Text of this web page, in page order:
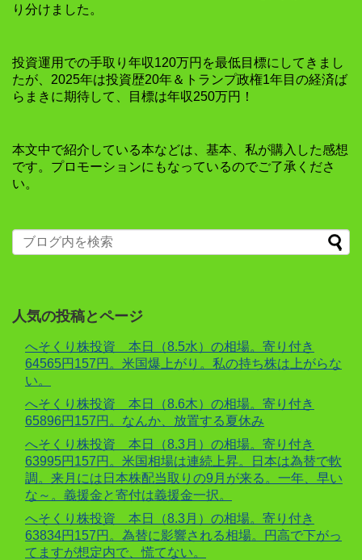
り分けました。
投資運用での手取り年収120万円を最低目標にしてきまし
たが、2025年は投資歴20年＆トランプ政権1年目の経済ば
らまきに期待して、目標は年収250万円！
本文中で紹介している本などは、基本、私が購入した感想
です。プロモーションにもなっているのでご了承くださ
い。
人気の投稿とページ
へそくり株投資 本日（8.5水）の相場。寄り付き
64565円157円。米国爆上がり。私の持ち株は上がらな
い。
へそくり株投資 本日（8.6木）の相場。寄り付き
65896円157円。なんか、放置する夏休み
へそくり株投資 本日（8.3月）の相場。寄り付き
63995円157円。米国相場は連続上昇。日本は為替で軟
調。来月には日本株配当取りの9月が来る。一年、早い
な～。義援金と寄付は義援金一択。
へそくり株投資 本日（8.3月）の相場。寄り付き
63834円157円。為替に影響される相場。円高で下がっ
てますが想定内で、慌てない。